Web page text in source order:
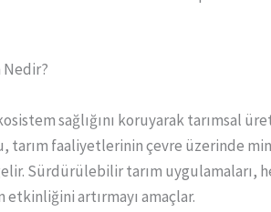
sağlığını koruyarak tarımsal
tarım faaliyetlerinin çevre üzerinde
Sürdürülebilir tarım uygulamaları,
artırmayı amaçlar.